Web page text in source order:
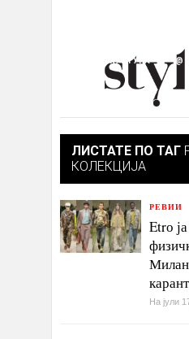
КУЛТУРА
ИЗЛОГ
ЛИСТАТЕ ПО ТАГ
КОЛЕКЦИЈА
РЕВИИ
Etrо
На јули